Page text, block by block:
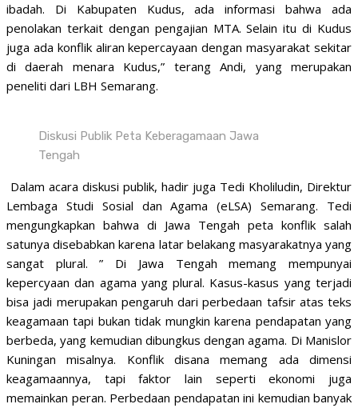
ibadah. Di Kabupaten Kudus, ada informasi bahwa ada
penolakan terkait dengan pengajian MTA. Selain itu di Kudus
juga ada konflik aliran kepercayaan dengan masyarakat sekitar
di daerah menara Kudus,” terang Andi, yang merupakan
peneliti dari LBH Semarang.
Diskusi Publik Peta Keberagamaan Jawa
Tengah
Dalam acara diskusi publik, hadir juga Tedi Kholiludin, Direktur
Lembaga Studi Sosial dan Agama (eLSA) Semarang. Tedi
mengungkapkan bahwa di Jawa Tengah peta konflik salah
satunya disebabkan karena latar belakang masyarakatnya yang
sangat plural. ” Di Jawa Tengah memang mempunyai
kepercyaan dan agama yang plural. Kasus-kasus yang terjadi
bisa jadi merupakan pengaruh dari perbedaan tafsir atas teks
keagamaan tapi bukan tidak mungkin karena pendapatan yang
berbeda, yang kemudian dibungkus dengan agama. Di Manislor
Kuningan misalnya. Konflik disana memang ada dimensi
keagamaannya, tapi faktor lain seperti ekonomi juga
memainkan peran. Perbedaan pendapatan ini kemudian banyak